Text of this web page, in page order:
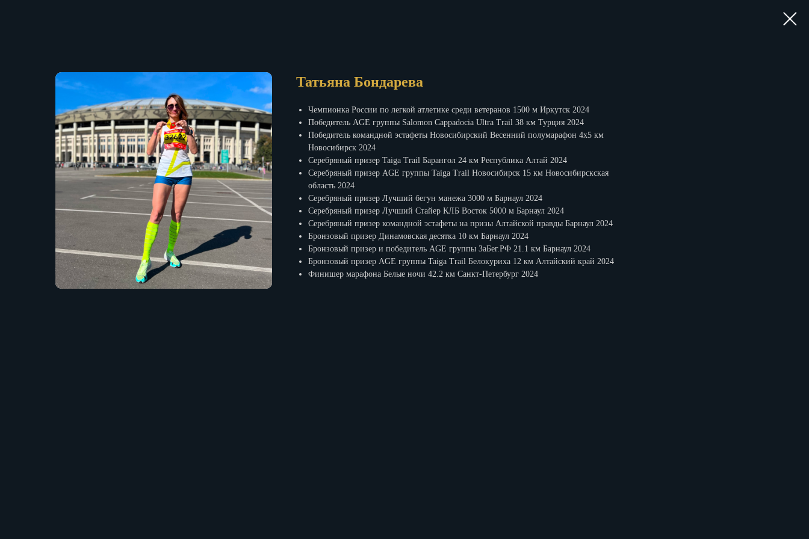
Татьяна Бондарева
Чемпионка России по легкой атлетике среди ветеранов 1500 м Иркутск 2024
Победитель AGE группы Salomon Cappadocia Ultra Trail 38 км Турция 2024
Победитель командной эстафеты Новосибирский Весенний полумарафон 4х5 км
Новосибирск 2024
Серебряный призер Taiga Trail Барангол 24 км Республика Алтай 2024
Серебряный призер AGE группы Taiga Trail Новосибирск 15 км Новосибирскcкая
область 2024
Серебряный призер Лучший бегун манежа 3000 м Барнаул 2024
Серебряный призер Лучший Стайер КЛБ Восток 5000 м Барнаул 2024
Серебряный призер командной эстафеты на призы Алтайской правды Барнаул 2024
Бронзовый призер Динамовская десятка 10 км Барнаул 2024
Бронзовый призер и победитель AGE группы ЗаБег.РФ 21.1 км Барнаул 2024
Бронзовый призер AGE группы Taiga Trail Белокуриха 12 км Алтайский край 2024
Финишер марафона Белые ночи 42.2 км Санкт-Петербург 2024